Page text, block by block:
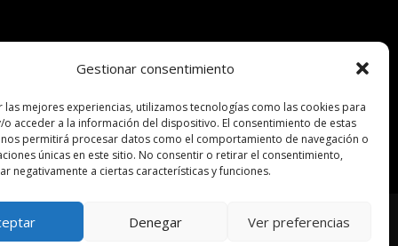
Gestionar consentimiento
las mejores experiencias, utilizamos tecnologías como las cookies para
o acceder a la información del dispositivo. El consentimiento de estas
permitirá procesar datos como el comportamiento de navegación o
únicas en este sitio. No consentir o retirar el consentimiento,
negativamente a ciertas características y funciones.
Denegar Ver preferencias
Hacer una pagina web